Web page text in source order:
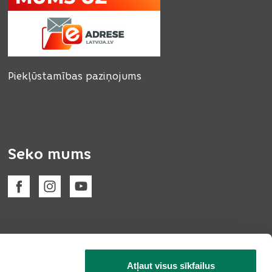
Atļaut visus sīkfailus
Piekļūstamības paziņojums
Seko mums